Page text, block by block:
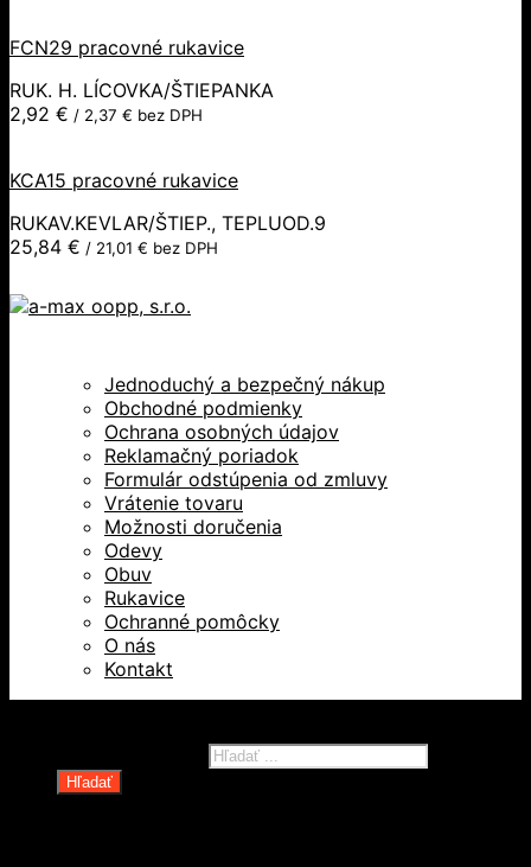
FCN29 pracovné rukavice
RUK. H. LÍCOVKA/ŠTIEPANKA
2,92 € / 2,37 € bez DPH
KCA15 pracovné rukavice
RUKAV.KEVLAR/ŠTIEP., TEPLUOD.9
25,84 € / 21,01 € bez DPH
Jednoduchý a bezpečný nákup
Obchodné podmienky
Ochrana osobných údajov
Reklamačný poriadok
Formulár odstúpenia od zmluvy
Vrátenie tovaru
Možnosti doručenia
Odevy
Obuv
Rukavice
Ochranné pomôcky
O nás
Kontakt
Hľadať